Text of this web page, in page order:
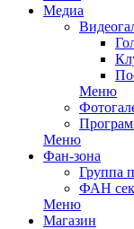
Медиа
Меню
Меню
Фан-зона
Группа
ФАН
Меню
Магазин